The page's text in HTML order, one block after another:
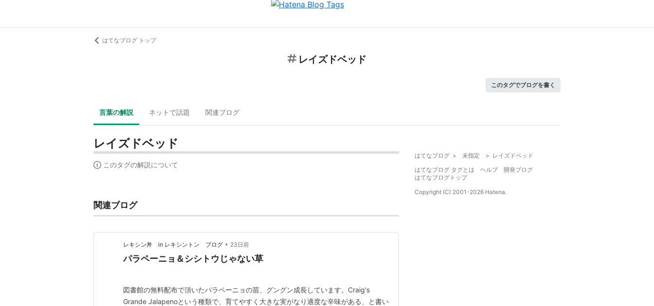
はてなブログ トップ
レイズドベッド
このタグでブログを書く
言葉の解説 ネットで話題 関連ブログ
レイズドベッド
このタグの解説について
関連ブログ
レキシン丼 in レキシントン ブログ • 23日前
パラペーニョ＆シシトウじゃない草
図書館の無料配布で頂いたパラペーニョの苗、グングン成長しています。Craig's
Grande Jalapenoという種類で、育てやすく大きな実がなり適度な辛味がある、と書い
はてなブログ > 未指定 > レイズドベッド
はてなブログ タグとは
ヘルプ
開発ブログ
はてなブログトップ
Copyright (C) 2001-2026 Hatena.